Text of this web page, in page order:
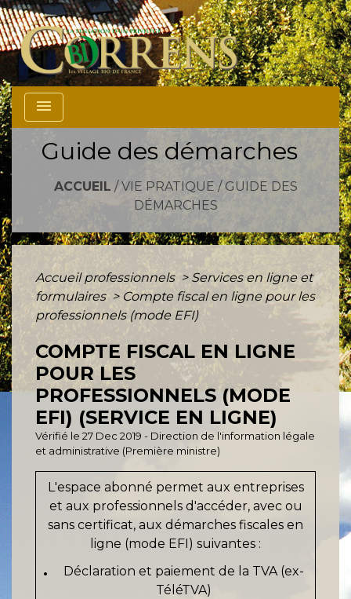
menu
Guide des démarches
ACCUEIL /VIE PRATIQUE / GUIDE DES
DÉMARCHES
Accueil professionnels > Services en ligne et
formulaires > Compte fiscal en ligne pour les
professionnels (mode EFI)
COMPTE FISCAL EN LIGNE
POUR LES
PROFESSIONNELS (MODE
EFI) (SERVICE EN LIGNE)
Vérifié le 27 Dec 2019 - Direction de l'information légale
et administrative (Première ministre)
L'espace abonné permet aux entreprises
et aux professionnels d'accéder, avec ou
sans certificat, aux démarches fiscales en
ligne (mode EFI) suivantes :
Déclaration et paiement de la TVA (ex-
TéléTVA)